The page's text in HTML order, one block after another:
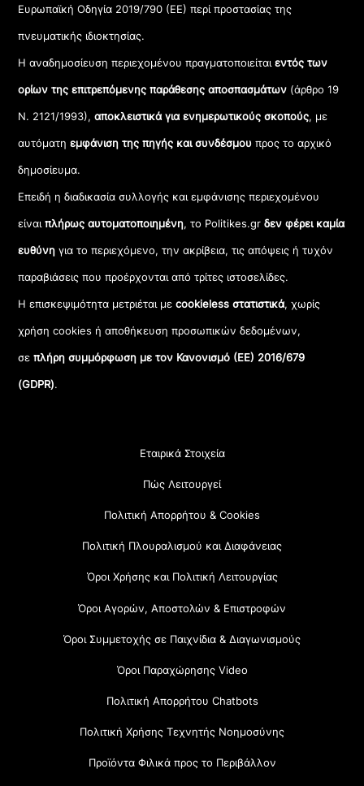
Ευρωπαϊκή Οδηγία 2019/790 (ΕΕ) περί προστασίας της
πνευματικής ιδιοκτησίας.
Η αναδημοσίευση περιεχομένου πραγματοποιείταιεντός των
ορίων της επιτρεπόμενης παράθεσης αποσπασμάτων (άρθρο 19
Ν. 2121/1993), αποκλειστικά για ενημερωτικούς σκοπούς, με
αυτόματηεμφάνιση της πηγής και συνδέσμου προς το αρχικό
δημοσίευμα.
Επειδή η διαδικασία συλλογής και εμφάνισης περιεχομένου
είναιπλήρως αυτοματοποιημένη, το Politikes.grδεν φέρει καμία
ευθύνη για το περιεχόμενο, την ακρίβεια, τις απόψεις ή τυχόν
παραβιάσεις που προέρχονται από τρίτες ιστοσελίδες.
Η επισκεψιμότητα μετριέται μεcookieless στατιστικά, χωρίς
χρήση cookies ή αποθήκευση προσωπικών δεδομένων,
σεπλήρη συμμόρφωση με τον Κανονισμό (ΕΕ) 2016/679
(GDPR).
Εταιρικά Στοιχεία
Πώς Λειτουργεί
Πολιτική Απορρήτου & Cookies
Πολιτική Πλουραλισμού και Διαφάνειας
Όροι Χρήσης και Πολιτική Λειτουργίας
Όροι Αγορών, Αποστολών & Επιστροφών
Όροι Συμμετοχής σε Παιχνίδια & Διαγωνισμούς
Όροι Παραχώρησης Video
Πολιτική Απορρήτου Chatbots
Πολιτική Χρήσης Τεχνητής Νοημοσύνης
Προϊόντα Φιλικά προς το Περιβάλλον